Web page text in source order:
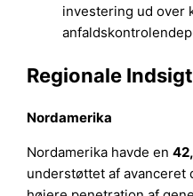
investering ud over
Regionale
Nordamerika
Nordamerika havde en
understøttet af avanceret